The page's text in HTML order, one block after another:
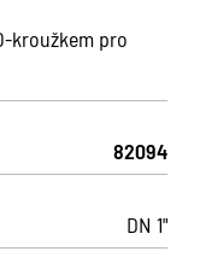
kroužkem pro
82094
DN 1"